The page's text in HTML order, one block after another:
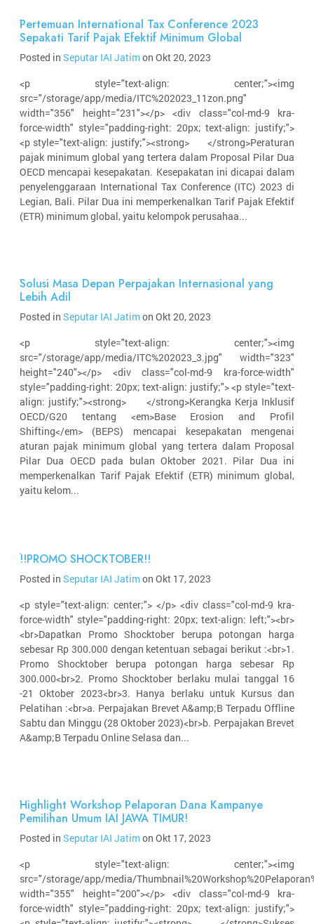
Pertemuan International Tax Conference 2023
Sepakati Tarif Pajak Efektif Minimum Global
Posted in Seputar IAI Jatimon Okt 20, 2023
<p style="text-align: center;"><img
src="/storage/app/media/ITC%202023_11zon.png"
width="356" height="231"></p> <div class="col-md-9 kra-
force-width" style="padding-right: 20px; text-align: justify;">
<p style="text-align: justify;"><strong> </strong>Peraturan
pajak minimum global yang tertera dalam Proposal Pilar Dua
OECD mencapai kesepakatan. Kesepakatan ini dicapai dalam
penyelenggaraan International Tax Conference (ITC) 2023 di
Legian, Bali. Pilar Dua ini memperkenalkan Tarif Pajak Efektif
(ETR) minimum global, yaitu kelompok perusahaa...
Solusi Masa Depan Perpajakan Internasional yang
Lebih Adil
Posted in Seputar IAI Jatimon Okt 20, 2023
<p style="text-align: center;"><img
src="/storage/app/media/ITC%202023_3.jpg" width="323"
height="240"></p> <div class="col-md-9 kra-force-width"
style="padding-right: 20px; text-align: justify;"> <p style="text-
align: justify;"><strong> </strong>Kerangka Kerja Inklusif
OECD/G20 tentang <em>Base Erosion and Profil
Shifting</em> (BEPS) mencapai kesepakatan mengenai
aturan pajak minimum global yang tertera dalam Proposal
Pilar Dua OECD pada bulan Oktober 2021. Pilar Dua ini
memperkenalkan Tarif Pajak Efektif (ETR) minimum global,
yaitu kelom...
!!PROMO SHOCKTOBER!!
Posted in Seputar IAI Jatimon Okt 17, 2023
<p style="text-align: center;"> </p> <div class="col-md-9 kra-
force-width" style="padding-right: 20px; text-align: left;"><br>
<br>Dapatkan Promo Shocktober berupa potongan harga
sebesar Rp 300.000 dengan ketentuan sebagai berikut :<br>1.
Promo Shocktober berupa potongan harga sebesar Rp
300.000<br>2. Promo Shocktober berlaku mulai tanggal 16
-21 Oktober 2023<br>3. Hanya berlaku untuk Kursus dan
Pelatihan :<br>a. Perpajakan Brevet A&amp;B Terpadu Offline
Sabtu dan Minggu (28 Oktober 2023)<br>b. Perpajakan Brevet
A&amp;B Terpadu Online Selasa dan...
Highlight Workshop Pelaporan Dana Kampanye
Pemilihan Umum IAI JAWA TIMUR!
Posted in Seputar IAI Jatimon Okt 17, 2023
<p style="text-align: center;"><img
src="/storage/app/media/
width="355" height="200"></p> <div class="col-md-9 kra-
force-width" style="padding-right: 20px; text-align: justify;">